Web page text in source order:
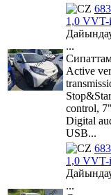
1,0 VVT-i
...
Active
control,
Digital
USB...
1,0 VVT-i
...